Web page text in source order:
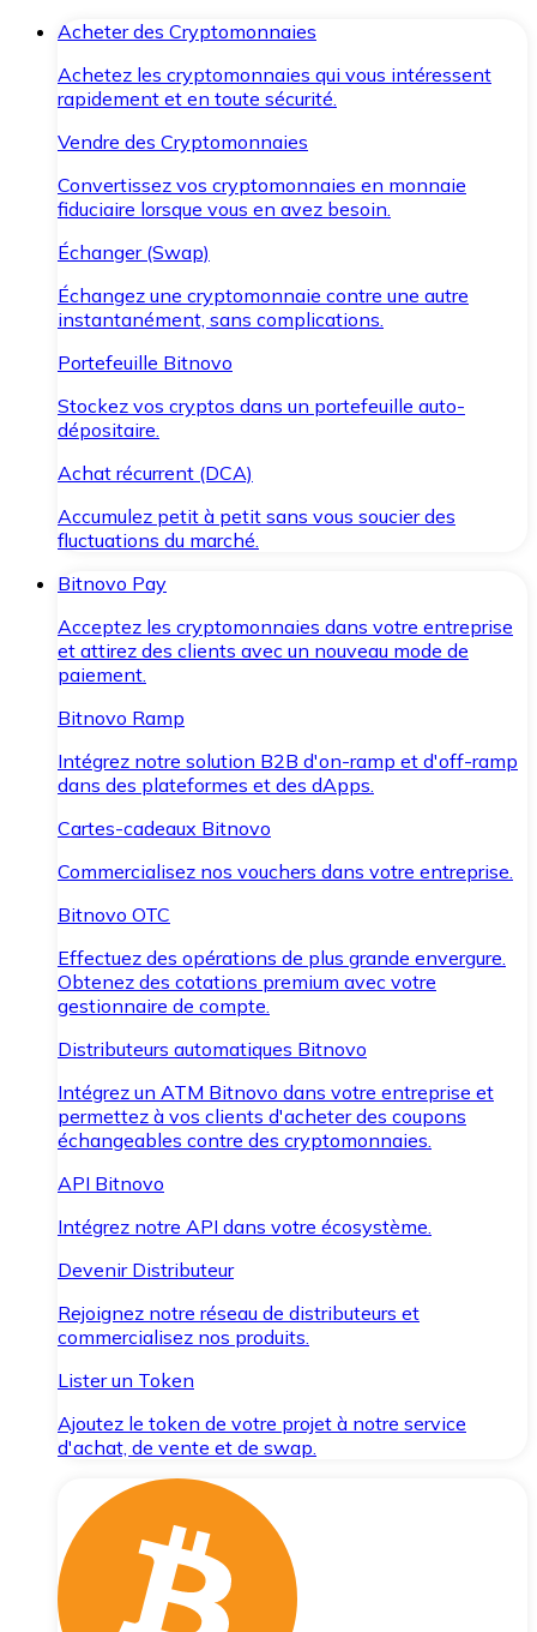
Acheter des Cryptomonnaies
Achetez les cryptomonnaies qui vous intéressent
rapidement et en toute sécurité.
Vendre des Cryptomonnaies
Convertissez vos cryptomonnaies en monnaie
fiduciaire lorsque vous en avez besoin.
Échanger (Swap)
Échangez une cryptomonnaie contre une autre
instantanément, sans complications.
Portefeuille Bitnovo
Stockez vos cryptos dans un portefeuille auto-
dépositaire.
Achat récurrent (DCA)
Accumulez petit à petit sans vous soucier des
fluctuations du marché.
Bitnovo Pay
Acceptez les cryptomonnaies dans votre entreprise
et attirez des clients avec un nouveau mode de
paiement.
Bitnovo Ramp
Intégrez notre solution B2B d'on-ramp et d'off-ramp
dans des plateformes et des dApps.
Cartes-cadeaux Bitnovo
Commercialisez nos vouchers dans votre entreprise.
Bitnovo OTC
Effectuez des opérations de plus grande envergure.
Obtenez des cotations premium avec votre
gestionnaire de compte.
Distributeurs automatiques Bitnovo
Intégrez un ATM Bitnovo dans votre entreprise et
permettez à vos clients d'acheter des coupons
échangeables contre des cryptomonnaies.
API Bitnovo
Intégrez notre API dans votre écosystème.
Devenir Distributeur
Rejoignez notre réseau de distributeurs et
commercialisez nos produits.
Lister un Token
Ajoutez le token de votre projet à notre service
d'achat, de vente et de swap.